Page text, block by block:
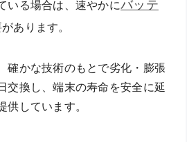
いる場合は、速やかにバッテ
あります。
確かな技術のもとで劣化・膨張
交換し、端末の寿命を安全に延
供しています。